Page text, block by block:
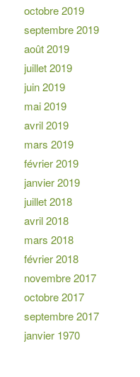
octobre 2019
septembre 2019
août 2019
juillet 2019
juin 2019
mai 2019
avril 2019
mars 2019
février 2019
janvier 2019
juillet 2018
avril 2018
mars 2018
février 2018
novembre 2017
octobre 2017
septembre 2017
janvier 1970